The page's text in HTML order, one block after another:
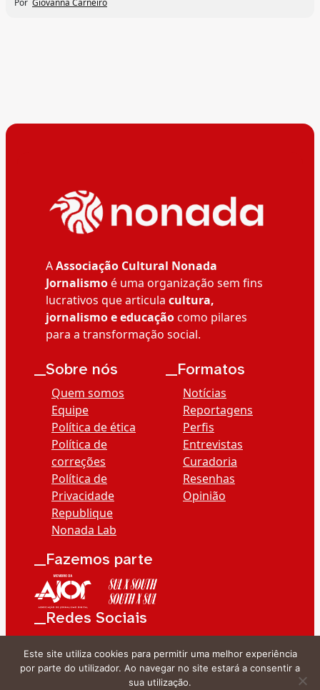
Por Giovanna Carneiro
AAssociação Cultural Nonada
Jornalismoé uma organização sem fins
lucrativos que articula cultura,
jornalismo e educaçãocomo pilares
para a transformação social.
__Sobre nós
Quem somos
Equipe
Política de ética
Política de
correções
Política de
Privacidade
Republique
Nonada Lab
__Formatos
Notícias
Reportagens
Perfis
Entrevistas
Curadoria
Resenhas
Opinião
__Fazemos parte
__Redes Sociais
Este site utiliza cookies para permitir uma melhor experiência
por parte do utilizador. Ao navegar no site estará a consentir a
sua utilização.